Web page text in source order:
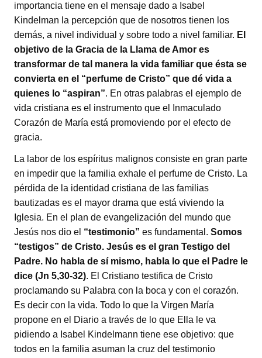
importancia tiene en el mensaje dado a Isabel
Kindelman la percepción que de nosotros tienen los
demás, a nivel individual y sobre todo a nivel familiar. El
objetivo de la Gracia de la Llama de Amor es
transformar de tal manera la vida familiar que ésta se
convierta en el “perfume de Cristo” que dé vida a
quienes lo “aspiran”. En otras palabras el ejemplo de
vida cristiana es el instrumento que el Inmaculado
Corazón de María está promoviendo por el efecto de
gracia.
La labor de los espíritus malignos consiste en gran parte
en impedir que la familia exhale el perfume de Cristo. La
pérdida de la identidad cristiana de las familias
bautizadas es el mayor drama que está viviendo la
Iglesia. En el plan de evangelización del mundo que
Jesús nos dio el “testimonio” es fundamental. Somos
“testigos” de Cristo. Jesús es el gran Testigo del
Padre. No habla de sí mismo, habla lo que el Padre le
dice (Jn 5,30-32). El Cristiano testifica de Cristo
proclamando su Palabra con la boca y con el corazón.
Es decir con la vida. Todo lo que la Virgen María
propone en el Diario a través de lo que Ella le va
pidiendo a Isabel Kindelmann tiene ese objetivo: que
todos en la familia asuman la cruz del testimonio